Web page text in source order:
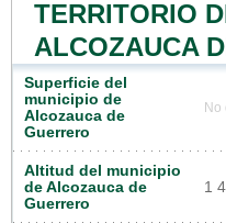
TERRITORIO
ALCOZAUCA
Superficie del
municipio de
Alcozauca de
Guerrero
No
Altitud del municipio
de Alcozauca de
Guerrero
1